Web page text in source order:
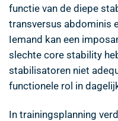
functie van de diepe
transversus abdominis
Iemand kan een
slechte core stability
stabilisatoren niet
functionele rol in
In trainingsplanning